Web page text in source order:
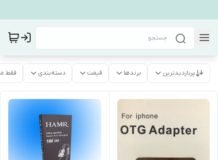
پربازدیدترین برندها قیمت دسته‌بندی فقط